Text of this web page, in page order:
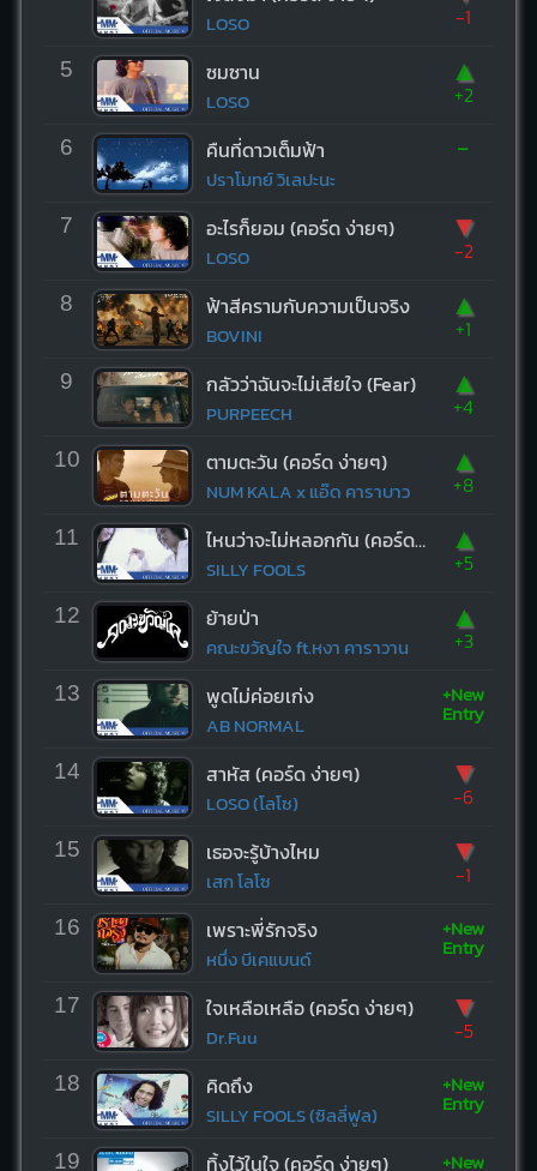
LOSO -1
5 ซมซาน
LOSO
▲
+2
6 คืนที่ดาวเต็มฟ้า
ปราโมทย์ วิเลปะนะ
-
7 อะไรก็ยอม (คอร์ด ง่ายๆ)
LOSO
▼
-2
8 ฟ้าสีครามกับความเป็นจริง
BOVINI
▲
+1
9 กลัวว่าฉันจะไม่เสียใจ (Fear)
PURPEECH
▲
+4
10 ตามตะวัน (คอร์ด ง่ายๆ)
NUM KALA x แอ๊ด คาราบาว
▲
+8
11 ไหนว่าจะไม่หลอกกัน (คอร์ด ง่ายๆ)
SILLY FOOLS
▲
+5
12 ย้ายป่า
คณะขวัญใจ ft.หงา คาราวาน
▲
+3
13 พูดไม่ค่อยเก่ง
AB NORMAL
+New
Entry
14 สาหัส (คอร์ด ง่ายๆ)
LOSO (โลโซ)
▼
-6
15 เธอจะรู้บ้างไหม
เสก โลโซ
▼
-1
16 เพราะพี่รักจริง
หนึ่ง บีเคแบนด์
+New
Entry
17 ใจเหลือเหลือ (คอร์ด ง่ายๆ)
Dr.Fuu
▼
-5
18 คิดถึง
SILLY FOOLS (ซิลลี่ฟูล)
+New
Entry
19 ทิ้งไว้ในใจ (คอร์ด ง่ายๆ) +New